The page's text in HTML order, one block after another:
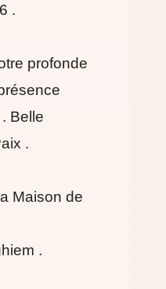
.
profonde
Belle
.
de
.